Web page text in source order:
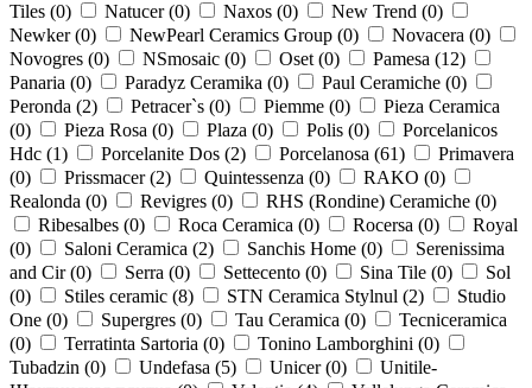
Tiles (0) Natucer (0) Naxos (0) New Trend (0)
Newker (0) NewPearl Ceramics Group (0) Novacera (0)
Novogres (0) NSmosaic (0) Oset (0) Pamesa (12)
Panaria (0) Paradyz Ceramika (0) Paul Ceramiche (0)
Peronda (2) Petracer`s (0) Piemme (0)
Pieza Ceramica
(0) Pieza Rosa (0) Plaza (0) Polis (0)
Porcelanicos
Hdc (1) Porcelanite Dos (2) Porcelanosa (61)
Primavera
(0) Prissmacer (2) Quintessenza (0) RAKO (0)
Realonda (0) Revigres (0) RHS (Rondine) Ceramiche (0)
Ribesalbes (0) Roca Ceramica (0) Rocersa (0)
Royal
(0) Saloni Ceramica (2) Sanchis Home (0)
Serenissima
and Cir (0) Serra (0) Settecento (0) Sina Tile (0)
Sol
(0) Stiles ceramic (8) STN Ceramica Stylnul (2)
Studio
One (0) Supergres (0) Tau Ceramica (0)
Tecniceramica
(0) Terratinta Sartoria (0) Tonino Lamborghini (0)
Tubadzin (0) Undefasa (5) Unicer (0)
Unitile-